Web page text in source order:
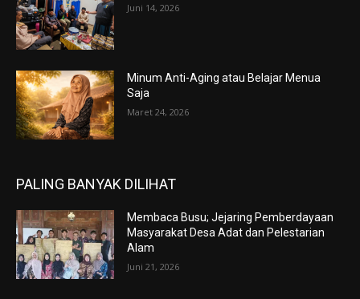
Juni 14, 2026
Minum Anti-Aging atau Belajar Menua
Saja
Maret 24, 2026
PALING BANYAK DILIHAT
Membaca Busu; Jejaring Pemberdayaan
Masyarakat Desa Adat dan Pelestarian
Alam
Juni 21, 2026